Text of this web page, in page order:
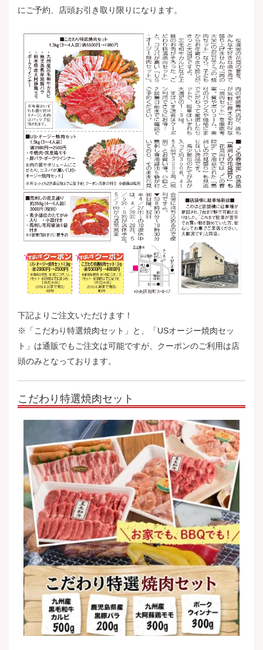
にご予約、店頭お引き取り限りになります。
下記よりご注文いただけます！
※「こだわり特選焼肉セット」と、「USオージー焼肉セッ
ト」は通販でもご注文は可能ですが、クーポンのご利用は店
頭のみとなっております。
こだわり特選焼肉セット